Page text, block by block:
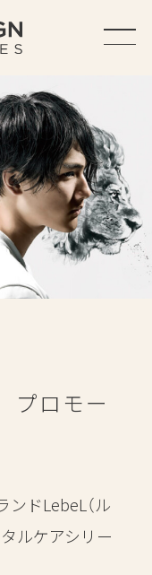
プロモー
ンドLebeL（ル
ルケアシリー